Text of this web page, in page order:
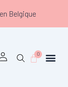
Belgique
0
Panier